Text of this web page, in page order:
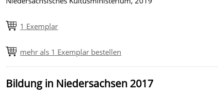
1 Exemplar
mehr als 1 Exemplar bestellen
Bildung in Niedersachsen 2017